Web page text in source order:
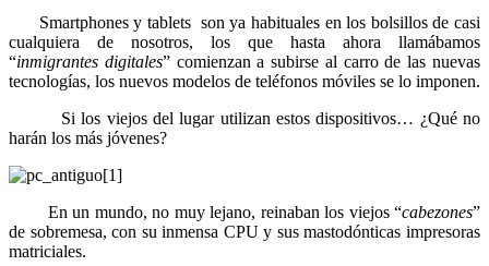
Smartphones y tablets son ya habituales en los bolsillos de casi
cualquiera de nosotros, los que hasta ahora llamábamos
“inmigrantes digitales” comienzan a subirse al carro de las nuevas
tecnologías, los nuevos modelos de teléfonos móviles se lo imponen.
Si los viejos del lugar utilizan estos dispositivos… ¿Qué no
harán los más jóvenes?
En un mundo, no muy lejano, reinaban los viejos “cabezones”
de sobremesa, con su inmensa CPU y sus mastodónticas impresoras
matriciales.